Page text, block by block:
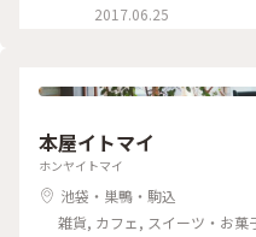
2017.06.25
本屋イトマイ
ホンヤイトマイ
池袋・巣鴨・駒込
雑貨, カフェ, スイーツ・お菓